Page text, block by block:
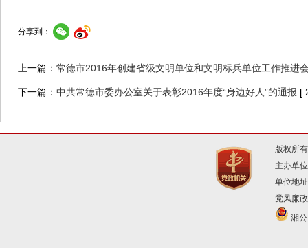
分享到：
上一篇： 常德市2016年创建省级文明单位和文明标兵单位工作推进
下一篇： 中共常德市委办公室关于表彰2016年度“身边好人”的通报 [
版权所
主办单
单位地
党风廉
湘